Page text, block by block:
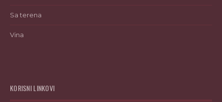
Sa terena
Vina
KORISNI LINKOVI